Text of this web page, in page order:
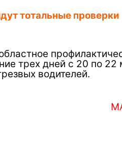
тотальные проверки
трех дней с 20 по
водителей.